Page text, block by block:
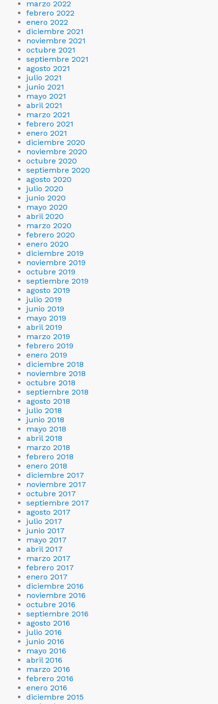
marzo 2022
febrero 2022
enero 2022
diciembre 2021
noviembre 2021
octubre 2021
septiembre 2021
agosto 2021
julio 2021
junio 2021
mayo 2021
abril 2021
marzo 2021
febrero 2021
enero 2021
diciembre 2020
noviembre 2020
octubre 2020
septiembre 2020
agosto 2020
julio 2020
junio 2020
mayo 2020
abril 2020
marzo 2020
febrero 2020
enero 2020
diciembre 2019
noviembre 2019
octubre 2019
septiembre 2019
agosto 2019
julio 2019
junio 2019
mayo 2019
abril 2019
marzo 2019
febrero 2019
enero 2019
diciembre 2018
noviembre 2018
octubre 2018
septiembre 2018
agosto 2018
julio 2018
junio 2018
mayo 2018
abril 2018
marzo 2018
febrero 2018
enero 2018
diciembre 2017
noviembre 2017
octubre 2017
septiembre 2017
agosto 2017
julio 2017
junio 2017
mayo 2017
abril 2017
marzo 2017
febrero 2017
enero 2017
diciembre 2016
noviembre 2016
octubre 2016
septiembre 2016
agosto 2016
julio 2016
junio 2016
mayo 2016
abril 2016
marzo 2016
febrero 2016
enero 2016
diciembre 2015